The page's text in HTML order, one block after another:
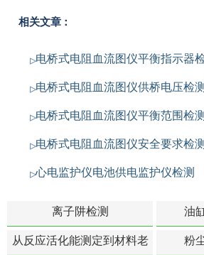
相关文章：
电桥式电阻血流图仪平衡指示器
电桥式电阻血流图仪供桥电压检测
电桥式电阻血流图仪平衡范围检测
电桥式电阻血流图仪安全要求检测
心电监护仪电池供电监护仪检测
离子阱检测 油
从反应活化能测定到材料老
粉